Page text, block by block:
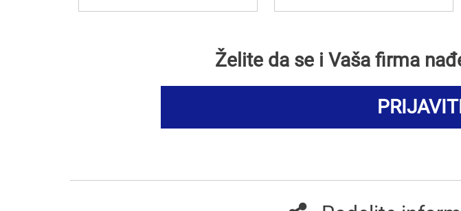
Želite da se i Vaša firma